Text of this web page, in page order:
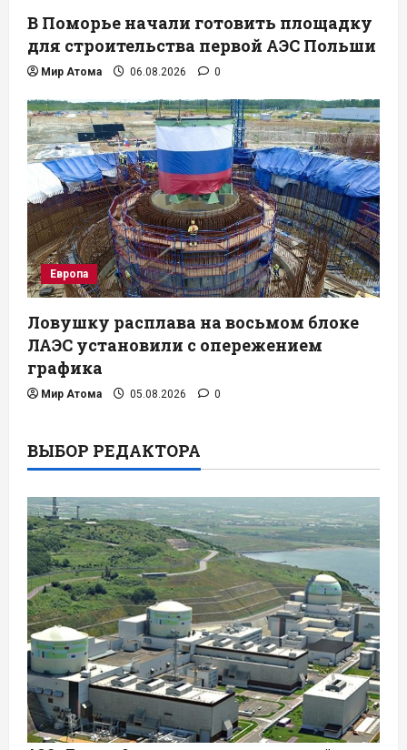
В Поморье начали готовить площадку
для строительства первой АЭС Польши
Мир Атома 06.08.2026 0
Европа
Ловушку расплава на восьмом блоке
ЛАЭС установили с опережением
графика
Мир Атома 05.08.2026 0
ВЫБОР РЕДАКТОРА